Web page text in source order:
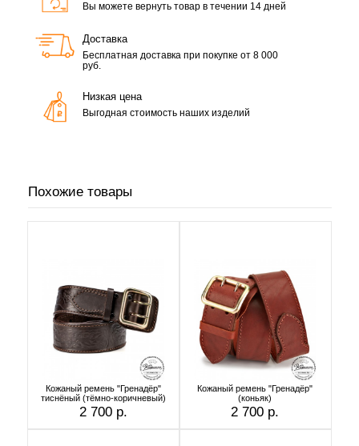
Вы можете вернуть товар в течении 14 дней
Доставка
Бесплатная доставка при покупке от 8 000
руб.
Низкая цена
Выгодная стоимость наших изделий
Похожие товары
Кожаный ремень "Гренадёр"
тиснёный (тёмно-коричневый)
2 700 р.
Кожаный ремень "Гренадёр"
(коньяк)
2 700 р.